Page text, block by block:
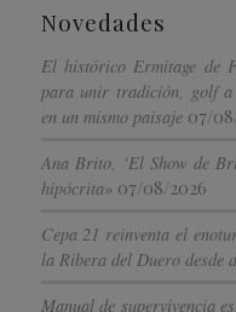
Novedades
El histórico Ermitage de
para unir tradición, golf
en un mismo paisaje 07/
Ana Brito, ‘El Show de
hipócrita» 07/08/2026
Cepa 21 reinventa el
la Ribera del Duero desde
Manual de supervivencia